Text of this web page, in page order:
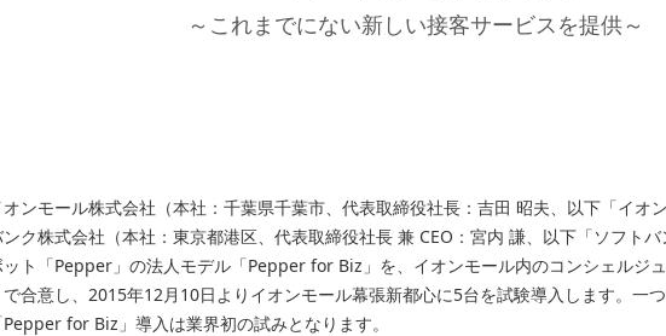
～これまでにない新しい接客サービスを提供～
ンモール株式会社（本社：千葉県千葉市、代表取締役社長：吉田 昭夫、以下「イオ
ク株式会社（本社：東京都港区、代表取締役社長 兼 CEO：宮内 謙、以下「ソフト
ト「Pepper」の法人モデル「Pepper for Biz」を、イオンモール内のコンシェルジ
合意し、2015年12月10日よりイオンモール幕張新都心に5台を試験導入します。一
for Biz」導入は業界初の試みとなります。